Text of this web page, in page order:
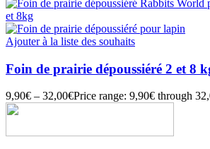
Ajouter à la liste des souhaits
Foin de prairie dépoussiéré 2 et 8
9,90€ – 32,00€Price range: 9,90€ through